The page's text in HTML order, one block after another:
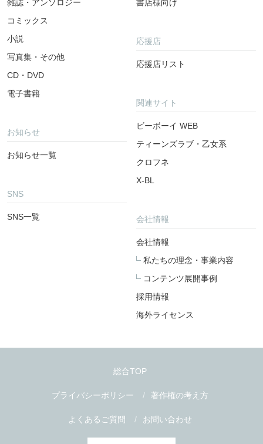
雑誌・アンソロジー
コミックス
小説
写真集・その他
CD・DVD
電子書籍
お知らせ
お知らせ一覧
SNS
SNS一覧
書店様向け
応援店
応援店リスト
関連サイト
ビーボーイ WEB
ティーンズラブ・乙女系
クロフネ
X-BL
会社情報
会社情報
私たちの理念・事業内容
コンテンツ展開事例
採用情報
海外ライセンス
総合TOP
プライバシーポリシー 著作権の考え方
よくあるご質問 お問い合わせ